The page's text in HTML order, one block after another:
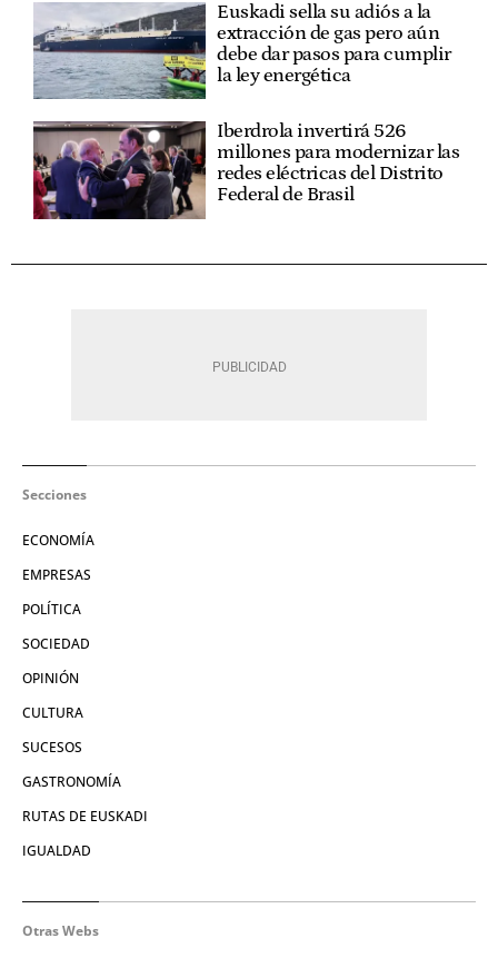
Euskadi sella su adiós a la
extracción de gas pero aún
debe dar pasos para cumplir
la ley energética
Iberdrola invertirá 526
millones para modernizar las
redes eléctricas del Distrito
Federal de Brasil
Secciones
ECONOMÍA
EMPRESAS
POLÍTICA
SOCIEDAD
OPINIÓN
CULTURA
SUCESOS
GASTRONOMÍA
RUTAS DE EUSKADI
IGUALDAD
Otras Webs